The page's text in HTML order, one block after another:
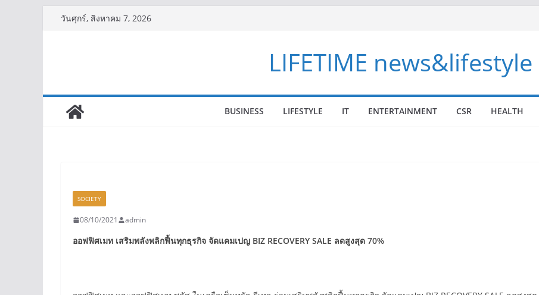
วันศุกร์, สิงหาคม 7, 2026
LIFETIME news&lifestyle
BUSINESS LIFESTYLE IT ENTERTAINMENT CSR HEALTH
SOCIETY
08/10/2021 admin
ออฟฟิศเมท เสริมพลังพลิกฟื้นทุกธุรกิจ จัดแคมเปญ BIZ RECOVERY SALE ลดสูงสุด 70%